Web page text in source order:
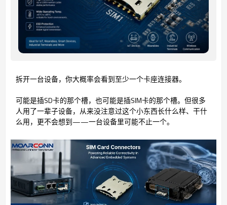
拆开一台设备，你大概率会看到至少一个卡座连接器。
可能是插SD卡的那个槽，也可能是插SIM卡的那个槽。但很多
人用了一辈子设备，从来没注意过这个小东西长什么样、干什
么用，更不会想到——一台设备里可能不止一个。